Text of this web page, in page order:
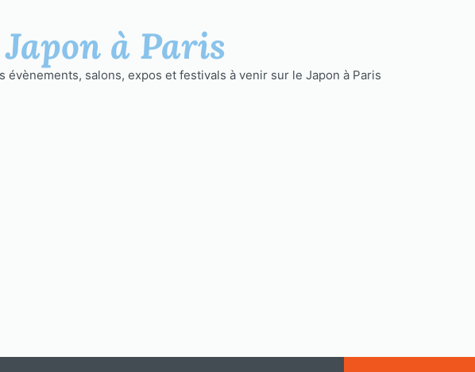
à Paris
évènements, salons, expos et festivals à venir sur le Japon à Paris